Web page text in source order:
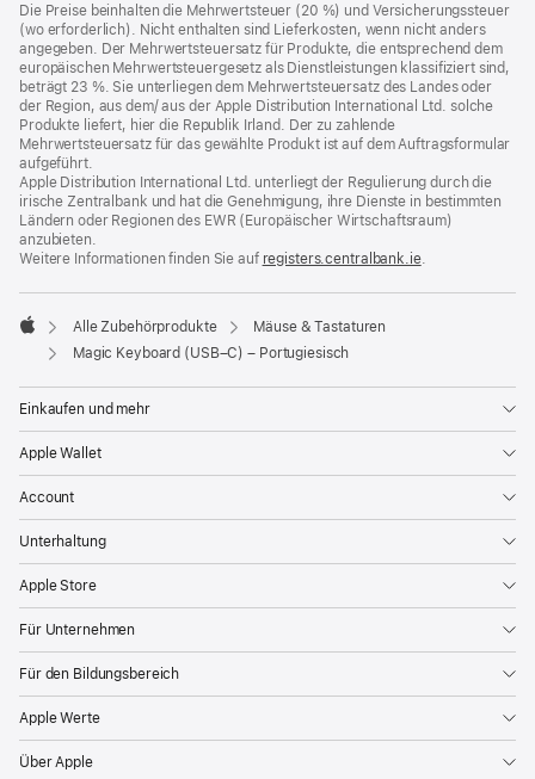
Die Preise beinhalten die Mehrwertsteuer (20 %) und Versicherungssteuer
(wo erforderlich). Nicht enthalten sind Lieferkosten, wenn nicht anders
angegeben. Der Mehrwertsteuersatz für Produkte, die entsprechend dem
europäischen Mehrwertsteuergesetz als Dienstleistungen klassifiziert sind,
beträgt 23 %. Sie unterliegen dem Mehrwertsteuersatz des Landes oder
der Region, aus dem/ aus der Apple Distribution International Ltd. solche
Produkte liefert, hier die Republik Irland. Der zu zahlende
Mehrwertsteuersatz für das gewählte Produkt ist auf dem Auftragsformular
aufgeführt.
Apple Distribution International Ltd. unterliegt der Regulierung durch die
irische Zentralbank und hat die Genehmigung, ihre Dienste in bestimmten
Ländern oder Regionen des EWR (Europäischer Wirtschaftsraum)
anzubieten.
Weitere Informationen finden Sie auf registers.centralbank.ie(Öffnet
neues
.
Apple
Alle Zubehörprodukte
Mäuse & Tastaturen
Magic Keyboard (USB–C) – Portugiesisch
Einkaufen und mehr
Apple Wallet
Account
Unterhaltung
Apple Store
Für Unternehmen
Für den Bildungsbereich
Apple Werte
Über Apple